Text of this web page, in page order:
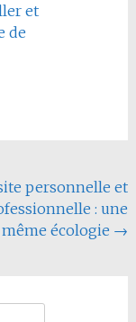
et
de
personnelle et
: une
écologie →